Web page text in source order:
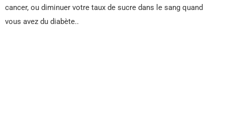
cancer, ou diminuer votre taux de sucre dans le sang quand
vous avez du diabète..